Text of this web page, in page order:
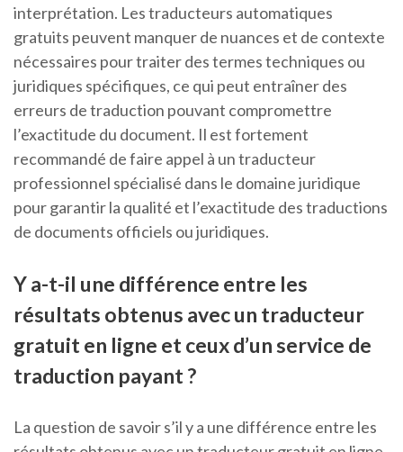
interprétation. Les traducteurs automatiques
gratuits peuvent manquer de nuances et de contexte
nécessaires pour traiter des termes techniques ou
juridiques spécifiques, ce qui peut entraîner des
erreurs de traduction pouvant compromettre
l’exactitude du document. Il est fortement
recommandé de faire appel à un traducteur
professionnel spécialisé dans le domaine juridique
pour garantir la qualité et l’exactitude des traductions
de documents officiels ou juridiques.
Y a-t-il une différence entre les
résultats obtenus avec un traducteur
gratuit en ligne et ceux d’un service de
traduction payant ?
La question de savoir s’il y a une différence entre les